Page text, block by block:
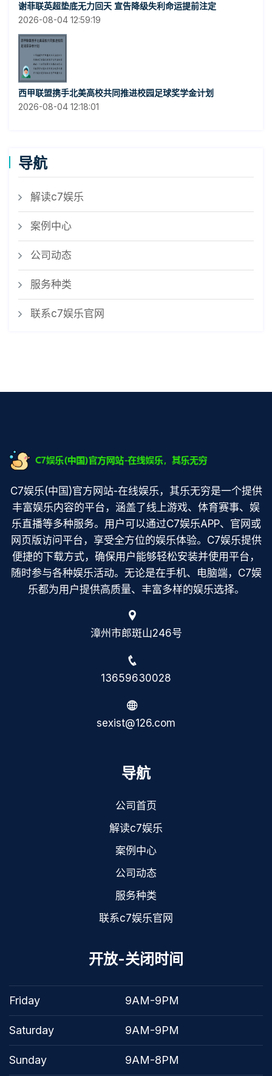
谢菲联英超垫底无力回天 宣告降级失利命运提前注定
2026-08-04 12:59:19
西甲联盟携手北美高校共同推进校园足球奖学金计划
2026-08-04 12:18:01
导航
解读c7娱乐
案例中心
公司动态
服务种类
联系c7娱乐官网
C7娱乐(中国)官方网站-在线娱乐，其乐无穷是一个提供
丰富娱乐内容的平台，涵盖了线上游戏、体育赛事、娱
乐直播等多种服务。用户可以通过C7娱乐APP、官网或
网页版访问平台，享受全方位的娱乐体验。C7娱乐提供
便捷的下载方式，确保用户能够轻松安装并使用平台，
随时参与各种娱乐活动。无论是在手机、电脑端，C7娱
乐都为用户提供高质量、丰富多样的娱乐选择。
漳州市郎斑山246号
13659630028
sexist@126.com
导航
公司首页
解读c7娱乐
案例中心
公司动态
服务种类
联系c7娱乐官网
开放-关闭时间
Friday 9AM-9PM
Saturday 9AM-9PM
Sunday 9AM-8PM